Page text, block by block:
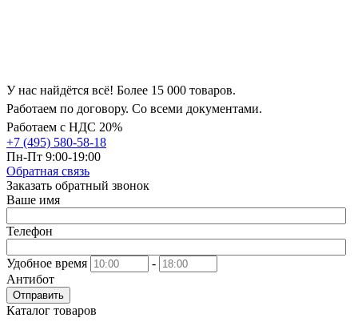
У нас найдётся всё! Более 15 000 товаров.
Работаем по договору. Со всеми документами.
Работаем с НДС 20%
+7 (495) 580-58-18
Пн-Пт 9:00-19:00
Обратная связь
Заказать обратный звонок
Ваше имя
Телефон
Удобное время
-
Антибот
Отправить
Каталог товаров